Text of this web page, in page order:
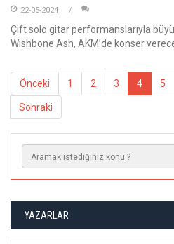
22-05-2024
Çift solo gitar performanslarıyla
Wishbone Ash, AKM’de konser
Önceki 1 2 3 4 5
Sonraki
YAZARLAR